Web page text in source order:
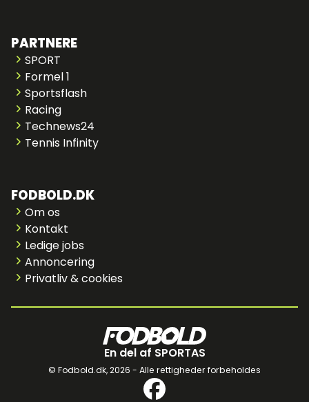
PARTNERE
SPORT
Formel 1
Sportsflash
Racing
Technews24
Tennis Infinity
FODBOLD.DK
Om os
Kontakt
Ledige jobs
Annoncering
Privatliv & cookies
En del af SPORTAS
© Fodbold.dk,2026 - Alle rettigheder forbeholdes